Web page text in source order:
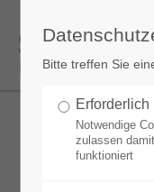
Bitte treffen Sie
Erforderlich
Notwendige
zulassen
funktioniert